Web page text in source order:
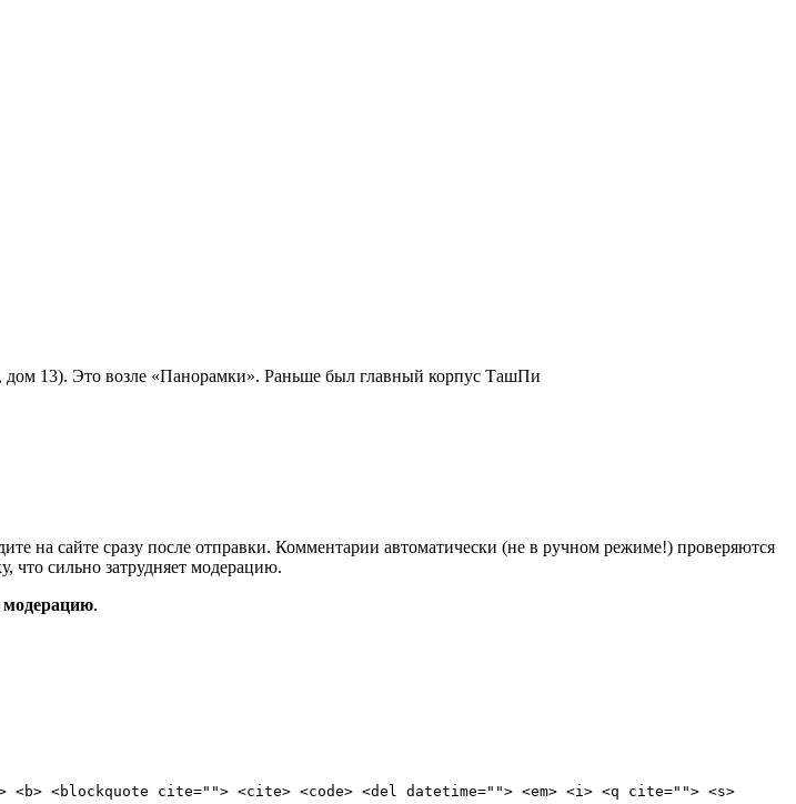
дом 13). Это возле «Панорамки». Раньше был главный корпус ТашПи
на сайте сразу после отправки. Комментарии автоматически (не в ручном режиме!) проверяются
что сильно затрудняет модерацию.
модерацию.
<blockquote cite=""> <cite> <code> <del datetime=""> <em> <i> <q cite=""> <s>